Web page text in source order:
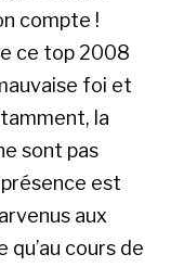
compte !
ce top 2008
foi et
la
sont pas
est
aux
cours de